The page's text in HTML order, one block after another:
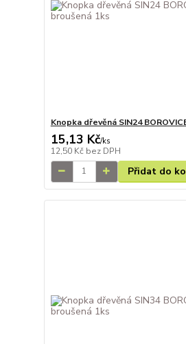
Knopka dřevěná SIN24
15,13 Kč/ks
12,50 Kč bez DPH
Přidat do